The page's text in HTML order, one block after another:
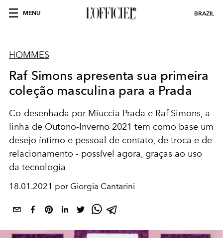
MENU BRAZIL
HOMMES
Raf Simons apresenta sua primeira
coleção masculina para a Prada
Co-desenhada por Miuccia Prada e Raf Simons, a
linha de Outono-Inverno 2021 tem como base um
desejo íntimo e pessoal de contato, de troca e de
relacionamento - possível agora, graças ao uso
da tecnologia
18.01.2021 por Giorgia Cantarini